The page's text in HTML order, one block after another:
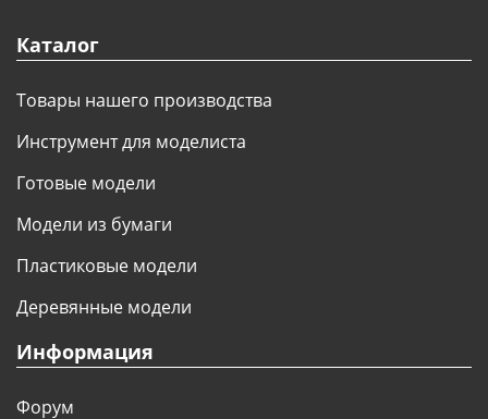
Каталог
Товары нашего производства
Инструмент для моделиста
Готовые модели
Модели из бумаги
Пластиковые модели
Деревянные модели
Информация
Форум